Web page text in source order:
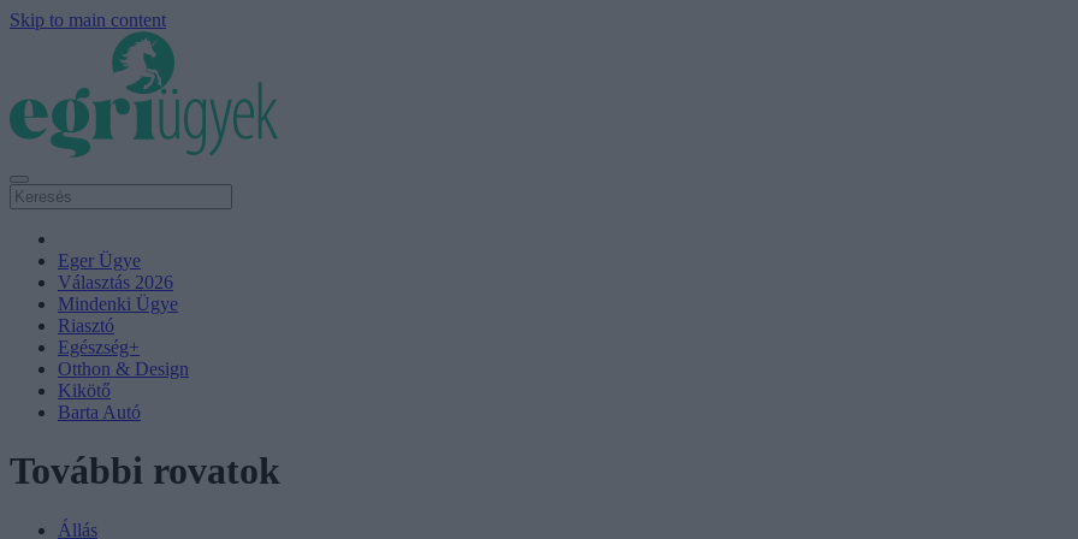
Skip to main content
Eger Ügye
Választás 2026
Mindenki Ügye
Riasztó
Egészség+
Otthon & Design
Kikötő
Barta Autó
További rovatok
Állás